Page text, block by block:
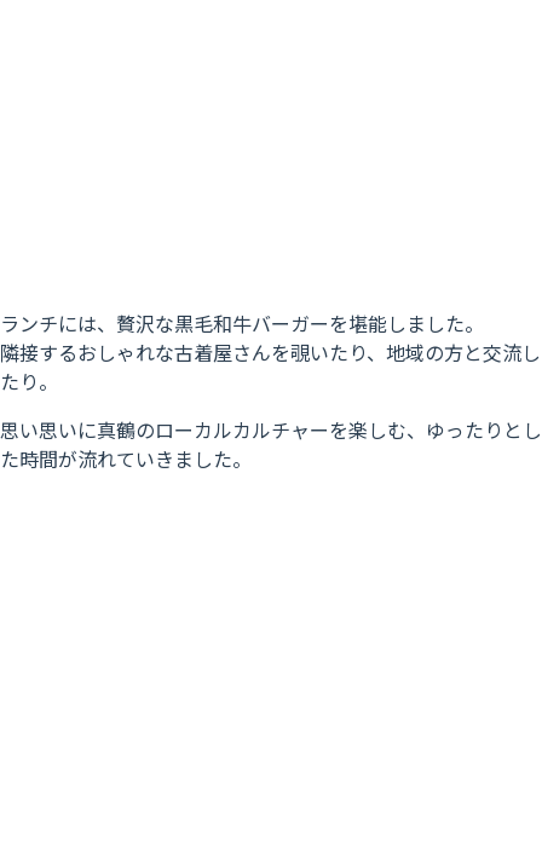
ランチには、贅沢な黒毛和牛バーガーを堪能しました。
隣接するおしゃれな古着屋さんを覗いたり、地域の方と交流し
たり。
思い思いに真鶴のローカルカルチャーを楽しむ、ゆったりとし
た時間が流れていきました。